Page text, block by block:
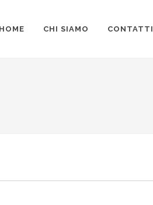
HOME CHI SIAMO CONTATTI